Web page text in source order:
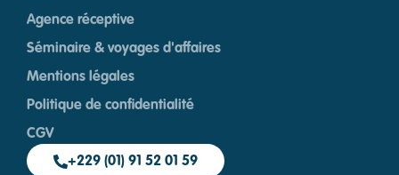
Agence réceptive
Séminaire & voyages d'affaires
Mentions légales
Politique de confidentialité
CGV
+229 (01) 91 52 01 59